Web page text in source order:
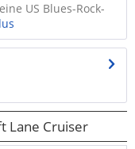
US Blues-Rock-
Lane Cruiser